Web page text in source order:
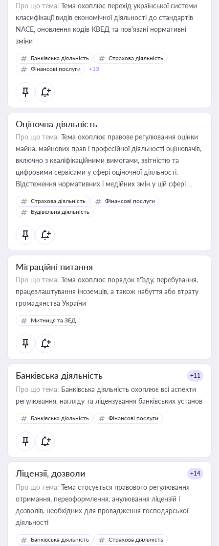
Про що тема: Тема охоплює перехід української системи
класифікації видів економічної діяльності до стандартів
NACE, оновлення кодів КВЕД та пов'язані нормативні
зміни
Банківська діяльність
Страхова діяльність
Фінансові послуги
+13
Оціночна діяльність
Про що тема: Тема охоплює правове регулювання оцінки
майна, майнових прав і професійної діяльності оцінювачів,
включно з кваліфікаційними вимогами, звітністю та
цифровими сервісами у сфері оціночної діяльності.
Відстеження нормативних і медійних змін у цій сфері
корисне для власника бізнесу, керівника, юриста або
бухгалтера під час оподаткування, приватизації, оренди
державного майна, корпоративних угод і перевірки
статусу суб'єктів оціночної діяльності
Страхова діяльність
Фінансові послуги
Будівельна діяльність
Міграційні питання
Про що тема: Тема охоплює порядок в’їзду, перебування,
працевлаштування іноземців, а також набуття або втрату
громадянства України
Митниця та ЗЕД
Банківська діяльність +11
Про що тема: Банківська діяльність охоплює всі аспекти
регулювання, нагляду та ліцензування банківських установ
Банківська діяльність Фінансові послуги
Ліцензії, дозволи +14
Про що тема: Тема стосується правового регулювання
отримання, переоформлення, анулювання ліцензій і
дозволів, необхідних для провадження господарської
діяльності
Банківська діяльність
Страхова діяльність